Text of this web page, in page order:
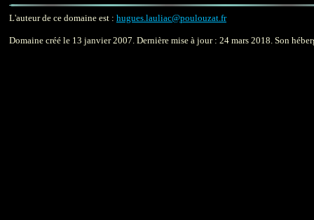
L'auteur de ce domaine est : hugues.lauliac@poulouzat.fr
Domaine créé le 13 janvier 2007. Dernière mise à jour : 24 mars 2018. Son